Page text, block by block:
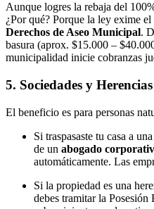
Aunque logres la rebaja del
¿Por qué? Porque la ley exime
Derechos de Aseo Municipal.
basura (aprox. $15.000 –
municipalidad inicie cobranzas
5. Sociedades y Herencias
El beneficio es para personas
Si traspasaste tu casa a
de un abogado
automáticamente. Las
Si la propiedad es una
debes tramitar la